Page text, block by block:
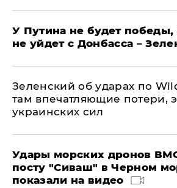
У Путина не будет победы,
не уйдет с Донбасса –
Зеленский об ударах по
там впечатляющие потери,
украинских сил
Удары морских дронов
посту "Сиваш" в Черном
показали на видео